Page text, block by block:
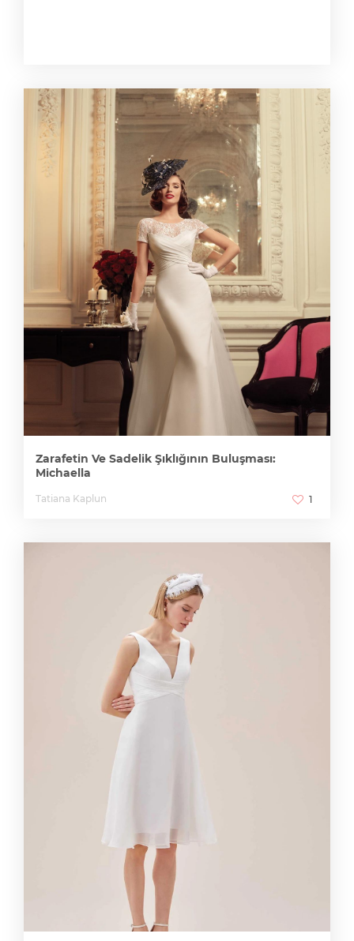
Zarafetin Ve Sadelik Şıklığının Buluşması:
Michaella
Tatiana Kaplun 1